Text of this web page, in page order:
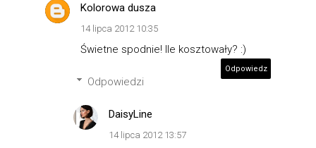
Kolorowa dusza
14 lipca 2012 10:35
Świetne spodnie! Ile kosztowały? :)
Odpowiedz
Odpowiedzi
DaisyLine
14 lipca 2012 13:57